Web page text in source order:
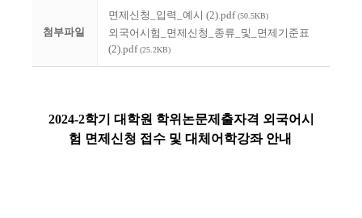
첨부파일
면제신청_입력_예시 (2).pdf(50.5KB)
외국어시험_면제신청_종류_및_면제기준표
(2).pdf(25.2KB)
2024-2학기 대학원 학위논문제출자격 외국어시
험 면제신청 접수 및 대체어학강좌 안내